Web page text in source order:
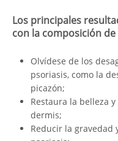
Los principales
con la composición de
Olvídese de los
psoriasis, como la
picazón;
Restaura la belleza
dermis;
Reducir la gravedad